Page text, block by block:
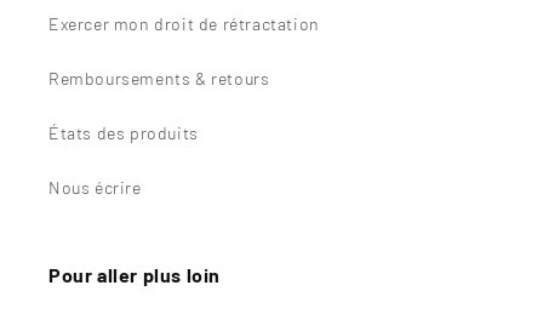
Exercer mon droit de rétractation
Remboursements & retours
États des produits
Nous écrire
Pour aller plus loin